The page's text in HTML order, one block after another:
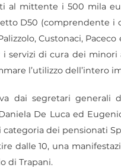
al mittente i 500 mila
D50 (comprendente i
Custonaci,
servizi di cura dei
l’utilizzo dell’intero
dai segretari generali
De Luca ed
dei pensionati
dalle 10, una
di Trapani.